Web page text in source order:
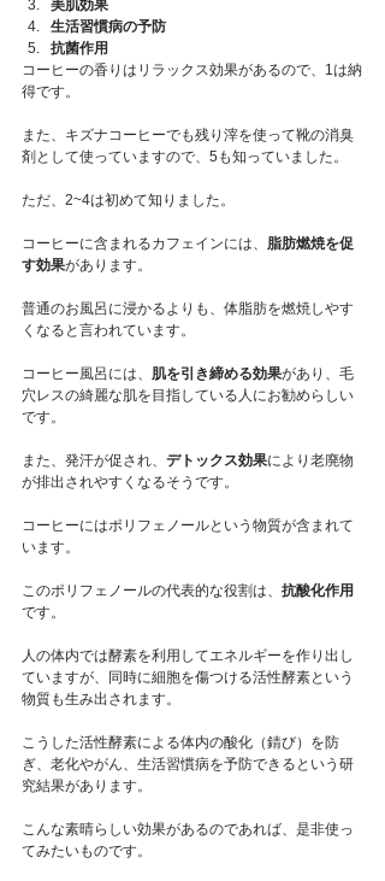
美肌効果
生活習慣病の予防
抗菌作用
コーヒーの香りはリラックス効果があるので、1は納
得です。
また、キズナコーヒーでも残り滓を使って靴の消臭
剤として使っていますので、5も知っていました。
ただ、2~4は初めて知りました。
コーヒーに含まれるカフェインには、 脂肪燃焼を促
す効果があります。
普通のお風呂に浸かるよりも、体脂肪を燃焼しやす
くなると言われています。
コーヒー風呂には、 肌を引き締める効果があり、毛
穴レスの綺麗な肌を目指している人にお勧めらしい
です。
また、発汗が促され、 デトックス効果により老廃物
が排出されやすくなるそうです。
コーヒーにはポリフェノールという物質が含まれて
います。
このポリフェノールの代表的な役割は、 抗酸化作用
です。
人の体内では酵素を利用してエネルギーを作り出し
ていますが、同時に細胞を傷つける活性酵素という
物質も生み出されます。
こうした活性酵素による体内の酸化（錆び）を防
ぎ、老化やがん、生活習慣病を予防できるという研
究結果があります。
こんな素晴らしい効果があるのであれば、是非使っ
てみたいものです。